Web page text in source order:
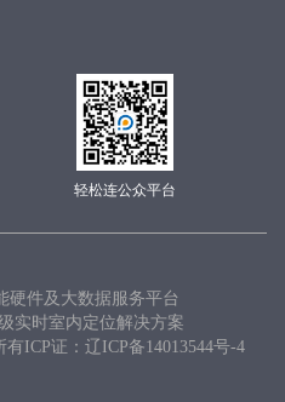
仅能够提升生产管理效率，也
和运营风险。
度监测。主要用于：
轻松连公众平台
硬件及大数据服务平台
实时室内定位解决方案
ICP证：辽ICP备14013544号-4